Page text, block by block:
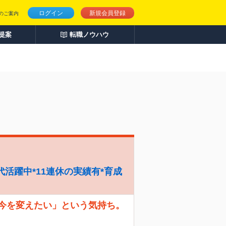
ログイン 新規会員登録
ご案内
案 転職ノウハウ
活躍中*11連休の実績有*育成
変えたい」という気持ち。